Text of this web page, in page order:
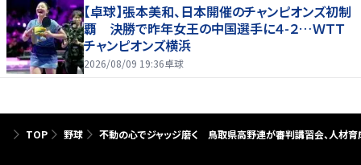
【卓球】張本美和、日本開催のチャンピオンズ初制
覇 決勝で昨年女王の中国選手に４-２…ＷＴＴ
チャンピオンズ横浜
2026/08/09 19:36卓球
TOP 野球 不動の心でジャッジ磨く 鳥取県高野連が審判講習会、人材